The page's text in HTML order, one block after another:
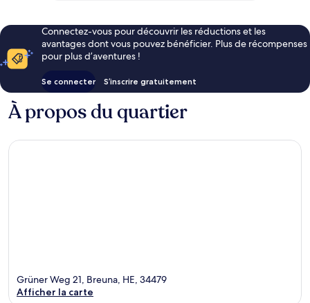
Connectez-vous pour découvrir les réductions et les
avantages dont vous pouvez bénéficier. Plus de récompenses
pour plus d’aventures !
Se connecter S’inscrire gratuitement
À propos du quartier
Grüner Weg 21, Breuna, HE, 34479
Afficher la carte